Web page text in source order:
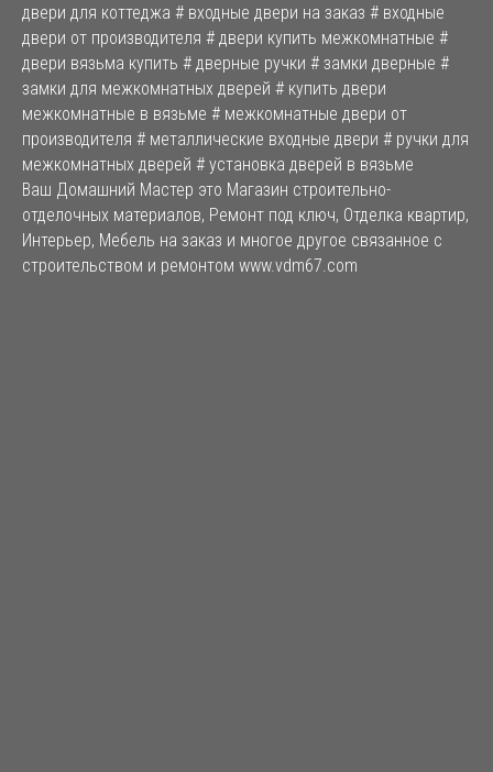
двери для коттеджа # входные двери на заказ # входные
двери от производителя # двери купить межкомнатные #
двери вязьма купить # дверные ручки # замки дверные #
замки для межкомнатных дверей # купить двери
межкомнатные в вязьме # межкомнатные двери от
производителя # металлические входные двери # ручки для
межкомнатных дверей # установка дверей в вязьме
Ваш Домашний Мастер это Магазин строительно-
отделочных материалов, Ремонт под ключ, Отделка квартир,
Интерьер, Мебель на заказ и многое другое связанное с
строительством и ремонтом www.vdm67.com